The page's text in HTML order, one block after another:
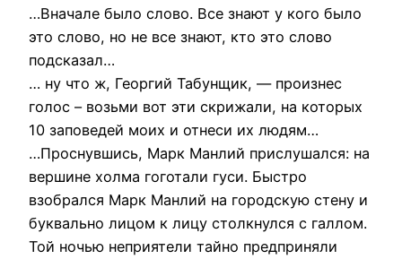
…Вначале было слово. Все знают у кого было
это слово, но не все знают, кто это слово
подсказал…
… ну что ж, Георгий Табунщик, — произнес
голос – возьми вот эти скрижали, на которых
10 заповедей моих и отнеси их людям…
…Проснувшись, Марк Манлий прислушался: на
вершине холма гоготали гуси. Быстро
взобрался Марк Манлий на городскую стену и
буквально лицом к лицу столкнулся с галлом.
Той ночью неприятели тайно предприняли